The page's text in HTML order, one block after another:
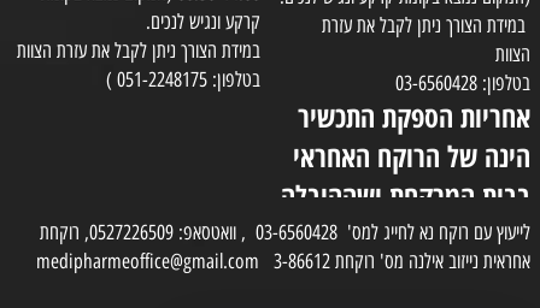
במידת הצורך ניתן לקבל את עזרת
הצוות
בטלפון: 03-6560428
אחריות הספקת התכשיר
הינה של הרוקח האחראי
בבית המרקחת ושההובלה
בפועל תעשה בעזרת
השליח
קרקע ונגיש לנכים.
במידת הצורך ניתן לקבל את עזרת הצוות
בטלפון: 051-2248175 )
לייעוץ עם רוקח נא לחייג למס' 03-6560428 , וואטסאפ: 0527226509, רוקחת
אחראית נייזוב אילנה מס' רוקחת 3-86612 medipharmeoffice@gmail.com